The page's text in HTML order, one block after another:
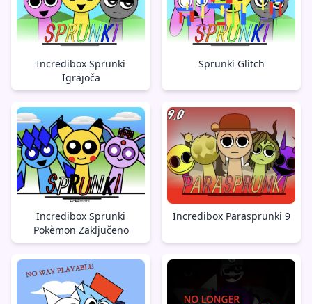
Incredibox Sprunki
Igrajoča
Sprunki Glitch
Incredibox Sprunki
Pokèmon Zaključeno
Incredibox Parasprunki 9